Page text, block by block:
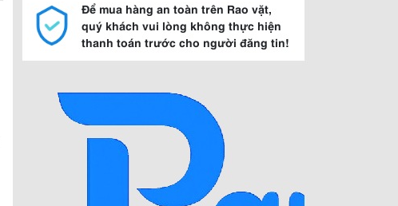
Để mua hàng an toàn trên Rao vặt,
quý khách vui lòng không thực hiện
thanh toán trước cho người đăng tin!